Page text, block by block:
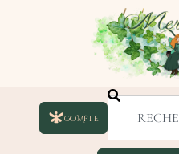
COMPTE